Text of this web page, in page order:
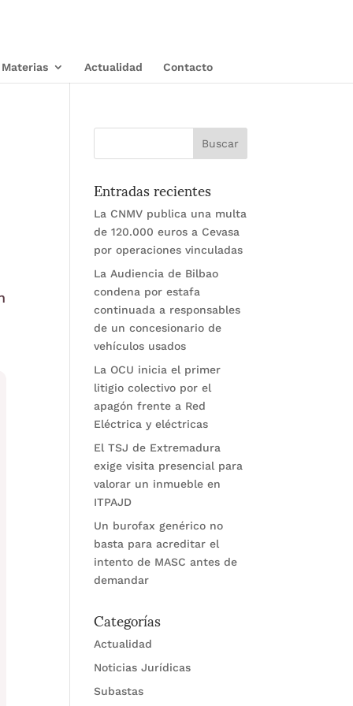
Materias Actualidad Contacto
Entradas recientes
La CNMV publica una multa
de 120.000 euros a Cevasa
por operaciones vinculadas
La Audiencia de Bilbao
condena por estafa
continuada a responsables
de un concesionario de
vehículos usados
La OCU inicia el primer
litigio colectivo por el
apagón frente a Red
Eléctrica y eléctricas
El TSJ de Extremadura
exige visita presencial para
valorar un inmueble en
ITPAJD
Un burofax genérico no
basta para acreditar el
intento de MASC antes de
demandar
Categorías
Actualidad
Noticias Jurídicas
Subastas